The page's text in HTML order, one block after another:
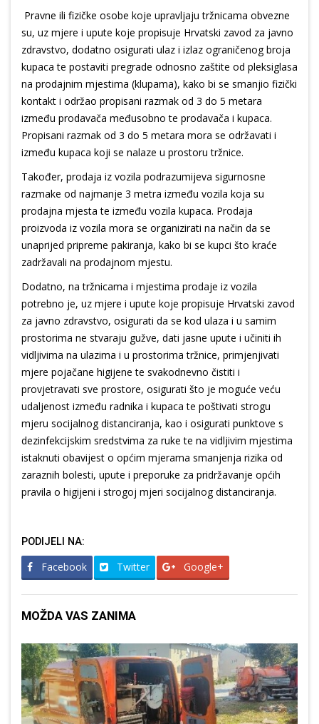
Pravne ili fizičke osobe koje upravljaju tržnicama obvezne
su, uz mjere i upute koje propisuje Hrvatski zavod za javno
zdravstvo, dodatno osigurati ulaz i izlaz ograničenog broja
kupaca te postaviti pregrade odnosno zaštite od pleksiglasa
na prodajnim mjestima (klupama), kako bi se smanjio fizički
kontakt i održao propisani razmak od 3 do 5 metara
između prodavača međusobno te prodavača i kupaca.
Propisani razmak od 3 do 5 metara mora se održavati i
između kupaca koji se nalaze u prostoru tržnice.
Također, prodaja iz vozila podrazumijeva sigurnosne
razmake od najmanje 3 metra između vozila koja su
prodajna mjesta te između vozila kupaca. Prodaja
proizvoda iz vozila mora se organizirati na način da se
unaprijed pripreme pakiranja, kako bi se kupci što kraće
zadržavali na prodajnom mjestu.
Dodatno, na tržnicama i mjestima prodaje iz vozila
potrebno je, uz mjere i upute koje propisuje Hrvatski zavod
za javno zdravstvo, osigurati da se kod ulaza i u samim
prostorima ne stvaraju gužve, dati jasne upute i učiniti ih
vidljivima na ulazima i u prostorima tržnice, primjenjivati
mjere pojačane higijene te svakodnevno čistiti i
provjetravati sve prostore, osigurati što je moguće veću
udaljenost između radnika i kupaca te poštivati strogu
mjeru socijalnog distanciranja, kao i osigurati punktove s
dezinfekcijskim sredstvima za ruke te na vidljivim mjestima
istaknuti obavijest o općim mjerama smanjenja rizika od
zaraznih bolesti, upute i preporuke za pridržavanje općih
pravila o higijeni i strogoj mjeri socijalnog distanciranja.
PODIJELI NA:
Facebook Twitter Google+
MOŽDA VAS ZANIMA